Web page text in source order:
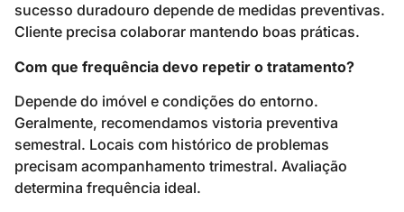
sucesso duradouro depende de medidas preventivas.
Cliente precisa colaborar mantendo boas práticas.
Com que frequência devo repetir o tratamento?
Depende do imóvel e condições do entorno.
Geralmente, recomendamos vistoria preventiva
semestral. Locais com histórico de problemas
precisam acompanhamento trimestral. Avaliação
determina frequência ideal.